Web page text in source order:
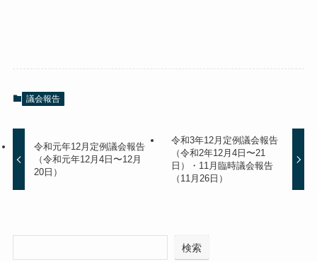
議会報告
令和元年12月定例議会報告
（令和元年12月4日〜12月
20日）
令和3年12月定例議会報告
（令和2年12月4日〜21
日）・11月臨時議会報告
（11月26日）
検索